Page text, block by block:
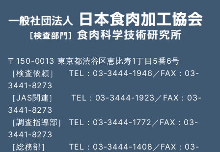
〒150-0013 東京都渋谷区恵比寿1丁目5番6号
［検査依頼］ TEL：03-3444-1946／FAX：03-
3441-8273
［JAS関連］ TEL：03-3444-1923／FAX：03-
3441-8273
［調査指導部］ TEL：03-3444-1772／FAX：03-
3441-8273
［総務部］ TEL：03-3444-1408／FAX：03-